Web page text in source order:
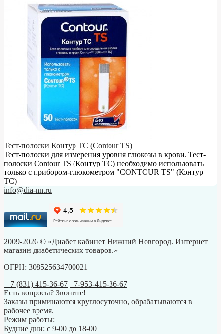
Тест-полоски Контур ТС (Contour TS)
Тест-полоски для измерения уровня глюкозы в крови. Тест-
полоски Contour TS (Контур ТС) необходимо использовать
только с прибором-глюкометром "CONTOUR TS" (Контур
ТС)
info@dia-nn.ru
2009-2026 © «Диабет кабинет Нижний Новгород. Интернет
магазин диабетических товаров.»
ОГРН: 308525634700021
+ 7 (831) 415-36-67 +7-953-415-36-67
Есть вопросы? Звоните!
Заказы приминаются круглосуточно, обрабатываются в
рабочее время.
Режим работы:
Будние дни: с 9-00 до 18-00